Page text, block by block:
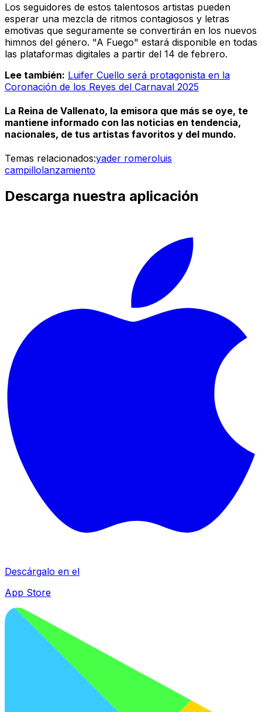
Los seguidores de estos talentosos artistas pueden
esperar una mezcla de ritmos contagiosos y letras
emotivas que seguramente se convertirán en los nuevos
himnos del género. "A Fuego" estará disponible en todas
las plataformas digitales a partir del 14 de febrero.
Lee también: Luifer Cuello será protagonista en la
Coronación de los Reyes del Carnaval 2025
La Reina de Vallenato, la emisora que más se oye, te
mantiene informado con las noticias en tendencia,
nacionales, de tus artistas favoritos y del mundo.
Temas relacionados:yader romeroluis
campillolanzamiento
Descarga nuestra aplicación
Descárgalo en el
App Store